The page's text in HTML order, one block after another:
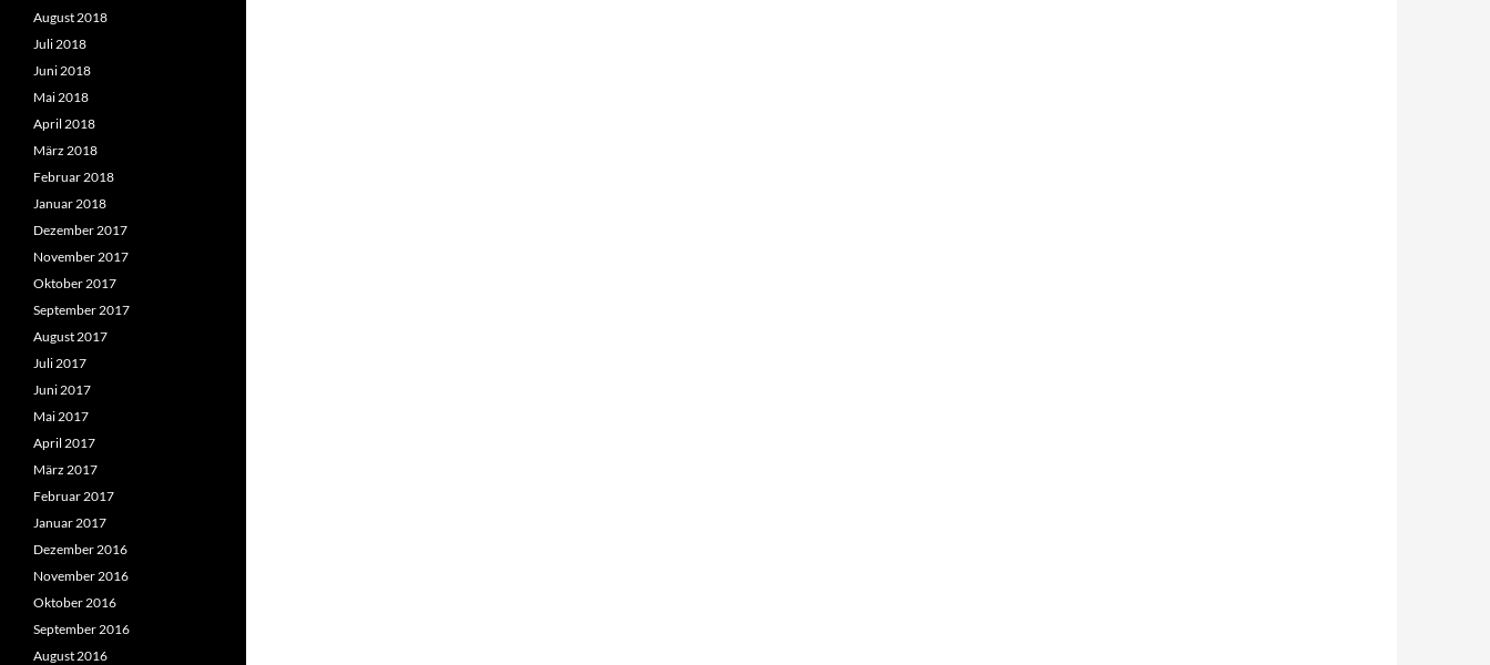
August 2018
Juli 2018
Juni 2018
Mai 2018
April 2018
März 2018
Februar 2018
Januar 2018
Dezember 2017
November 2017
Oktober 2017
September 2017
August 2017
Juli 2017
Juni 2017
Mai 2017
April 2017
März 2017
Februar 2017
Januar 2017
Dezember 2016
November 2016
Oktober 2016
September 2016
August 2016